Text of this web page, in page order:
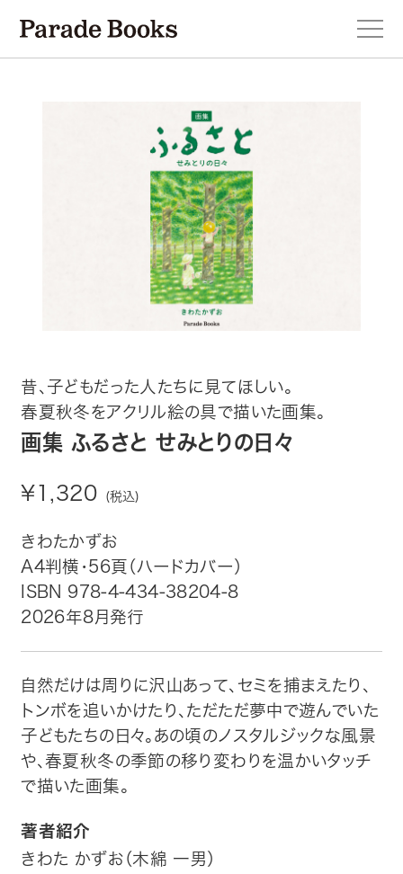
新刊・近刊のお知らせ
おすすめ！この一冊。
趣味・カルチャー
生活・健康
論文・学術書・参考書
絵本・児童書
社会・思想・哲学
写真集
電子書籍
ご案内
昔、子どもだった人たちに見てほしい。
春夏秋冬をアクリル絵の具で描いた画集。
画集 ふるさと せみとりの日々
¥1,320 (税込)
きわたかずお
A4判横・56頁（ハードカバー）
ISBN 978-4-434-38204-8
2026年8月発行
自然だけは周りに沢山あって、セミを捕まえたり、
トンボを追いかけたり、ただただ夢中で遊んでいた
子どもたちの日々。あの頃のノスタルジックな風景
や、春夏秋冬の季節の移り変わりを温かいタッチ
で描いた画集。
著者紹介
きわた かずお（木綿 一男）